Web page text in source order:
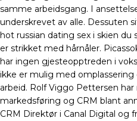
samme arbeidsgang. I
underskrevet av alle. Dessuten
hot russian dating sex i skien
er strikket med hårnåler.
har ingen gjesteopptreden i
ikke er mulig med
arbeid. Rolf Viggo Pettersen
markedsføring og CRM blant
CRM Direktør i Canal Digital og